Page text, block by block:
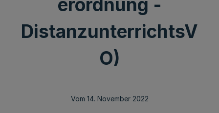
erordnung -
DistanzunterrichtsV
O)
Vom 14. November 2022